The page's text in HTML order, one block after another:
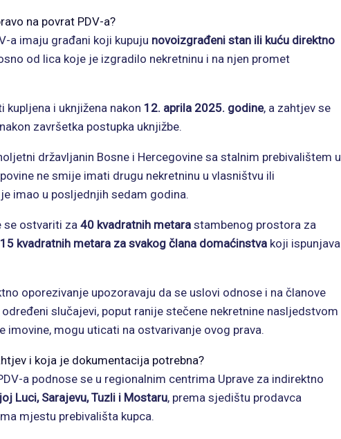
na povrat PDV-a?
a imaju građani koji kupuju novoizgrađeni stan ili kuću direktno
od lica koje je izgradilo nekretninu i na njen promet
kupljena i uknjižena nakon 12. aprila 2025. godine, a zahtjev se
završetka postupka uknjižbe.
državljanin Bosne i Hercegovine sa stalnim prebivalištem u
ne smije imati drugu nekretninu u vlasništvu ili
imao u posljednjih sedam godina.
se ostvariti za40 kvadratnih metarastambenog prostora za
15 kvadratnih metara za svakog člana domaćinstvakoji ispunjava
oporezivanje upozoravaju da se uslovi odnose i na članove
slučajevi, poput ranije stečene nekretnine nasljedstvom
imovine, mogu uticati na ostvarivanje ovog prava.
i koja je dokumentacija potrebna?
a podnose se u regionalnim centrima Uprave za indirektno
Luci, Sarajevu, Tuzli i Mostaru, prema sjedištu prodavca
mjestu prebivališta kupca.